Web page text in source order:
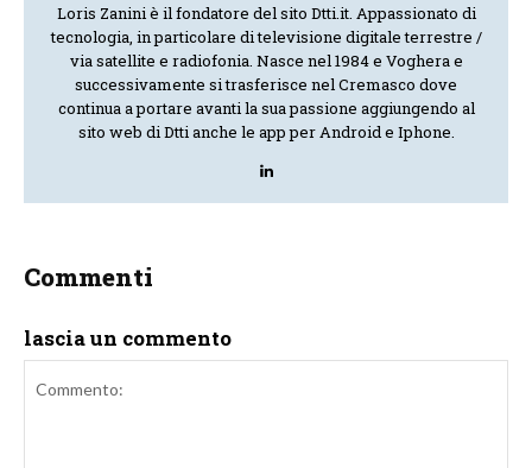
Loris Zanini è il fondatore del sito Dtti.it. Appassionato di
tecnologia, in particolare di televisione digitale terrestre /
via satellite e radiofonia. Nasce nel 1984 e Voghera e
successivamente si trasferisce nel Cremasco dove
continua a portare avanti la sua passione aggiungendo al
sito web di Dtti anche le app per Android e Iphone.
Commenti
lascia un commento